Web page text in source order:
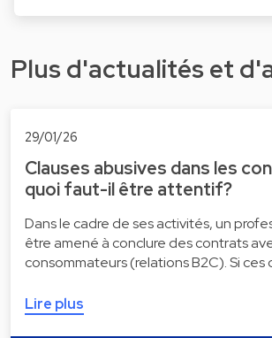
Plus d'actualités et
29/01/26
Clauses abusives dans les
quoi faut-il être attentif?
Dans le cadre de ses activités, un
être amené à conclure des contrats
consommateurs (relations B2C). Si
Lire plus